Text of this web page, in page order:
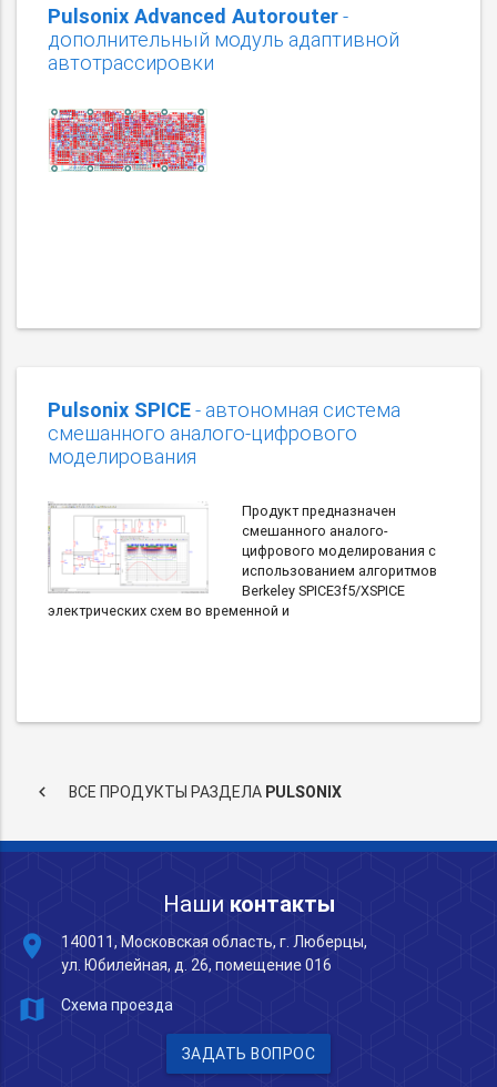
Pulsonix Advanced Autorouter-
дополнительный модуль адаптивной
автотрассировки
Pulsonix SPICE- автономная система
смешанного аналого-цифрового
моделирования
Продукт предназначен
смешанного аналого-
цифрового моделирования с
использованием алгоритмов
Berkeley SPICE3f5/XSPICE
электрических схем во временной и
keyboard_arrow_left ВСЕ ПРОДУКТЫ РАЗДЕЛА PULSONIX
Наши контакты
place
140011, Московская область, г. Люберцы,
ул. Юбилейная, д. 26, помещение 016
map Схема проезда
ЗАДАТЬ ВОПРОС